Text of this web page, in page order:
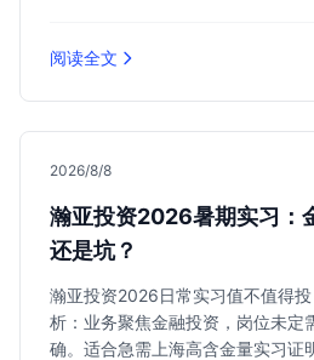
阅读全文
2026/8/8
瀚亚投资2026暑期实习：
还是坑？
瀚亚投资2026日常实习值不值得
析：业务聚焦金融投资，岗位未定
确。适合急需上海高含金量实习证